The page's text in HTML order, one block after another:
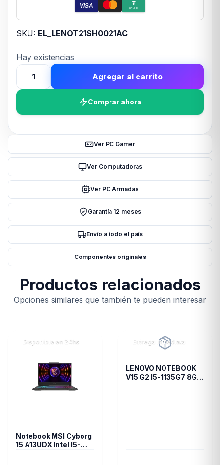
VISA ₮
USDT
SKU: EL_LENOT21SH0021AC
Hay existencias
Notebook
LENOVO
I7
512G
cantidad
Agregar al carrito
Comprar ahora
Ver PC Gamer
Ver Computadoras
Ver PC Armadas
Garantía 12 meses
Envío a todo el país
Componentes originales
Productos relacionados
Opciones similares que también te pueden interesar
Disponible en 24hs
Notebook MSI Cyborg
15 A13UDX Intel I5-
Entrega inmediata
LENOVO NOTEBOOK
V15 G2 I5-1135G7 8GB